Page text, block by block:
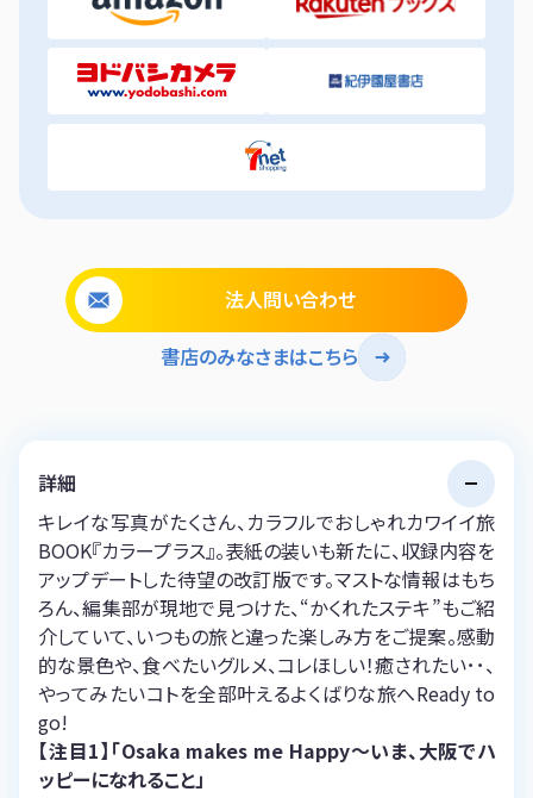
法人問い合わせ
書店のみなさまはこちら
詳細
キレイな写真がたくさん、カラフルでおしゃれカワイイ旅
BOOK『カラープラス』。表紙の装いも新たに、収録内容を
アップデートした待望の改訂版です。マストな情報はもち
ろん、編集部が現地で見つけた、“かくれたステキ”もご紹
介していて、いつもの旅と違った楽しみ方をご提案。感動
的な景色や、食べたいグルメ、コレほしい！癒されたい･･、
やってみたいコトを全部叶えるよくばりな旅へReady to
go!
【注目1】「Osaka makes me Happy～いま、大阪でハ
ッピーになれること」